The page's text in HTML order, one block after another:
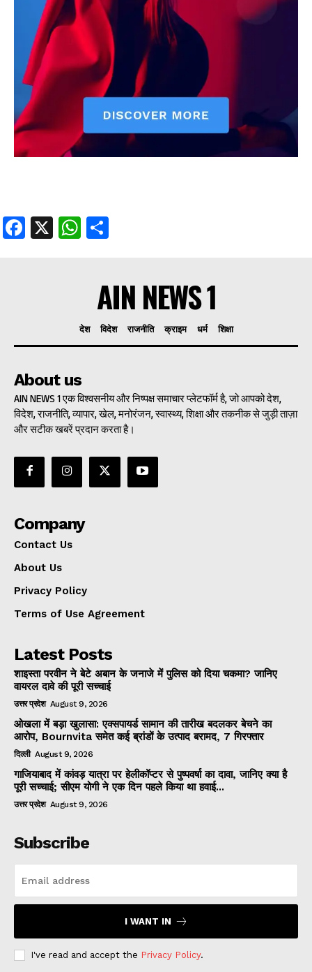
Facebook
X WhatsApp
Share
Facebook
X WhatsApp
AIN NEWS 1
देश विदेश राजनीति क्राइम धर्म शिक्षा
About us
AIN NEWS 1 एक विश्वसनीय और निष्पक्ष समाचार प्लेटफॉर्म है, जो आपको देश,
विदेश, राजनीति, व्यापार, खेल, मनोरंजन, स्वास्थ्य, शिक्षा और तकनीक से जुड़ी ताज़ा
और सटीक खबरें प्रदान करता है।
Company
Contact Us
About Us
Privacy Policy
Terms of Use Agreement
Latest Posts
शाइस्ता परवीन ने बेटे अबान के जनाजे में पुलिस को दिया चकमा? जानिए
वायरल दावे की पूरी सच्चाई
उत्तर प्रदेश August 9, 2026
ओखला में बड़ा खुलासा: एक्सपायर्ड सामान की तारीख बदलकर बेचने का
आरोप, Bournvita समेत कई ब्रांडों के उत्पाद बरामद, 7 गिरफ्तार
दिल्ली August 9, 2026
गाजियाबाद में कांवड़ यात्रा पर हेलीकॉप्टर से पुष्पवर्षा का दावा, जानिए क्या है
पूरी सच्चाई; सीएम योगी ने एक दिन पहले किया था हवाई...
उत्तर प्रदेश August 9, 2026
Subscribe
I WANT IN
I've read and accept the Privacy Policy.